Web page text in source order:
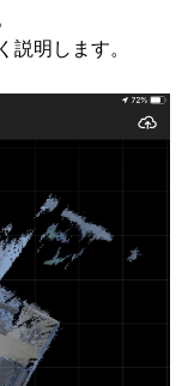
説明します。